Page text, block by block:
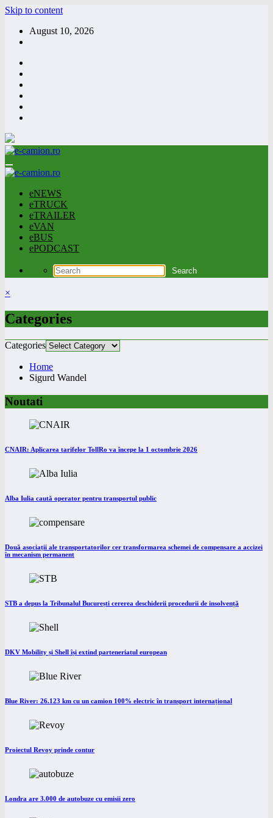
Skip to content
August 10, 2026
eNEWS
eTRUCK
eTRAILER
eVAN
eBUS
ePODCAST
×
Categories
Categories
Home
Sigurd Wandel
Noutati
CNAIR: Aplicarea tarifelor TollRo va începe la 1 octombrie 2026
Alba Iulia caută operator pentru transportul public
Două asociații ale transportatorilor cer transformarea schemei de compensare a accizei
în mecanism permanent
STB a depus la Tribunalul București cererea deschiderii procedurii de insolvență
DKV Mobility și Shell își extind parteneriatul european
Blue River: 26.123 km cu un camion 100% electric în transport internațional
Proiectul Revoy prinde contur
Londra are 3.000 de autobuze cu emisii zero